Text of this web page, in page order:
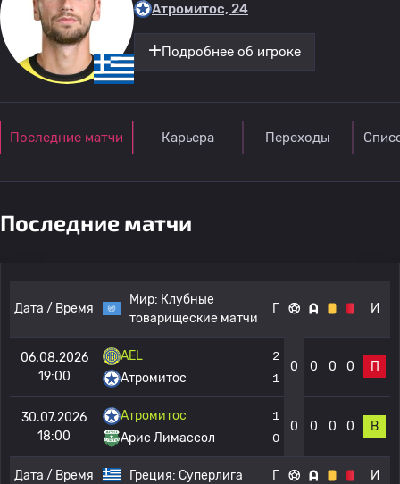
Атромитос, 24
Подробнее об игроке
Последние матчи Карьера Переходы
Последние матчи
Дата / Время
Мир: Клубные
товарищеские матчи
Г И
06.08.2026
19:00
AEL
Атромитос
2
1
0 0 0 0 П
30.07.2026
18:00
Атромитос
Арис Лимассол
1
0
0 0 0 0 В
Дата / Время Греция: Суперлига Г И